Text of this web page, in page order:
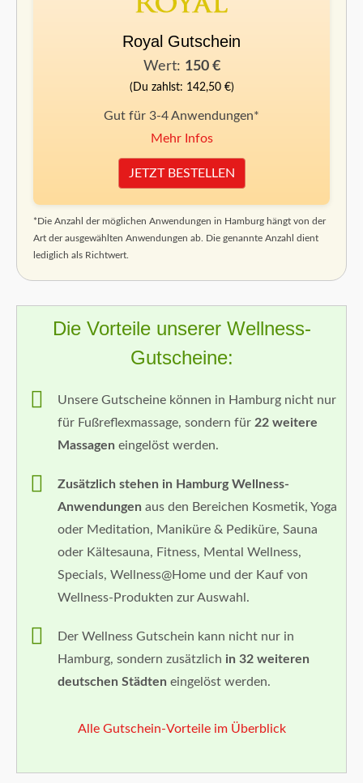
Royal Gutschein
Wert: 150 €
(Du zahlst: 142,50 €)
Gut für 3-4 Anwendungen*
Mehr Infos
JETZT BESTELLEN
*Die Anzahl der möglichen Anwendungen in Hamburg hängt von der
Art der ausgewählten Anwendungen ab. Die genannte Anzahl dient
lediglich als Richtwert.
Die Vorteile unserer Wellness-
Gutscheine:
Unsere Gutscheine können in Hamburg nicht nur
für Fußreflexmassage, sondern für 22 weitere
Massagen eingelöst werden.
Zusätzlich stehen in Hamburg Wellness-
Anwendungen aus den Bereichen Kosmetik, Yoga
oder Meditation, Maniküre & Pediküre, Sauna
oder Kältesauna, Fitness, Mental Wellness,
Specials, Wellness@Home und der Kauf von
Wellness-Produkten zur Auswahl.
Der Wellness Gutschein kann nicht nur in
Hamburg, sondern zusätzlich in 32 weiteren
deutschen Städten eingelöst werden.
Alle Gutschein-Vorteile im Überblick